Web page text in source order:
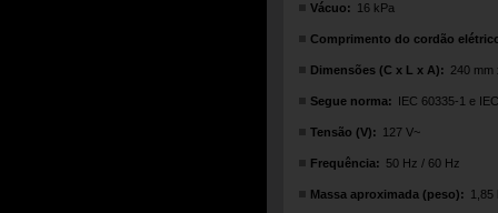
Vácuo: 16 kPa
Comprimento do cordão
Dimensões (C x L x A): 240 mm
Segue norma: IEC 60335-1 e
Tensão (V): 127 V~
Frequência: 50 Hz / 60 Hz
Massa aproximada (peso): 1,85